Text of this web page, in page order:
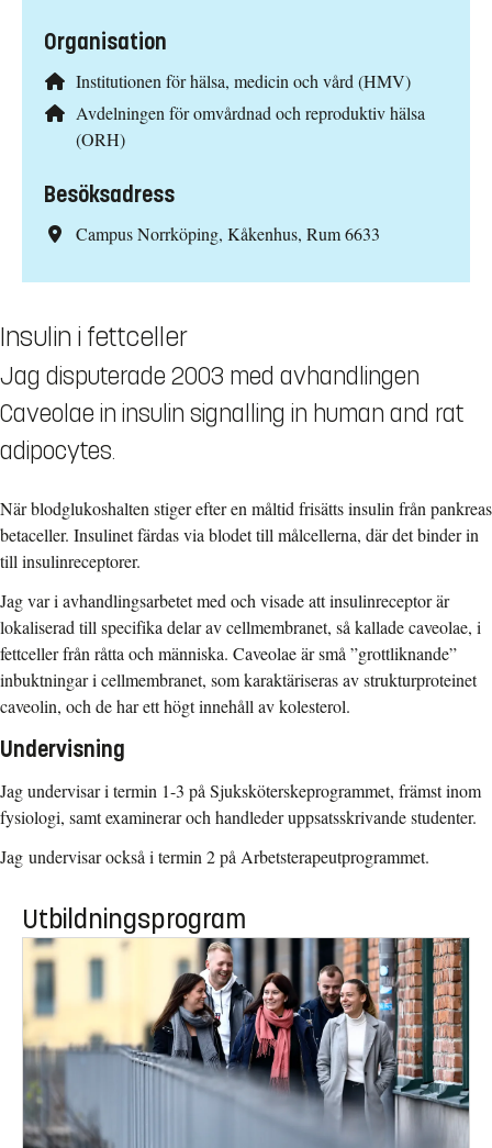
Organisation
Institutionen för hälsa, medicin och vård (HMV)
Avdelningen för omvårdnad och reproduktiv hälsa
(ORH)
Besöksadress
Campus Norrköping, Kåkenhus, Rum 6633
Insulin i fettceller
Jag disputerade 2003 med avhandlingen
Caveolae in insulin signalling in human and rat
adipocytes.
När blodglukoshalten stiger efter en måltid frisätts insulin från pankreas
betaceller. Insulinet färdas via blodet till målcellerna, där det binder in
till insulinreceptorer.
Jag var i avhandlingsarbetet med och visade att insulinreceptor är
lokaliserad till specifika delar av cellmembranet, så kallade caveolae, i
fettceller från råtta och människa. Caveolae är små ”grottliknande”
inbuktningar i cellmembranet, som karaktäriseras av strukturproteinet
caveolin, och de har ett högt innehåll av kolesterol.
Undervisning
Jag undervisar i termin 1-3 på Sjuksköterskeprogrammet, främst inom
fysiologi, samt examinerar och handleder uppsatsskrivande studenter.
Jag undervisar också i termin 2 på Arbetsterapeutprogrammet.
Utbildningsprogram